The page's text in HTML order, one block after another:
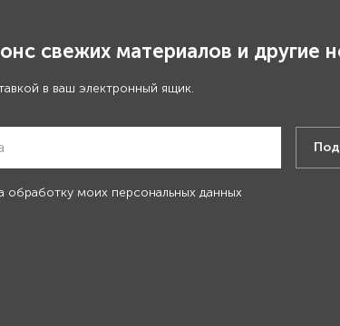
свежих материалов и другие
в ваш электронный ящик.
обработку моих персональных данных